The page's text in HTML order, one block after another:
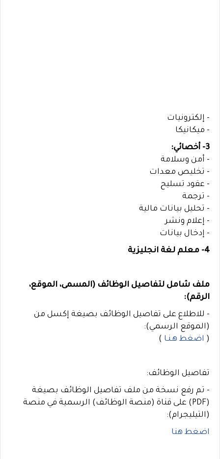
- إلكترونيات
- ميكانيكا
3- أخصائي:
- أمن وسلامة
- تخليص معدات
- عقود تسليح
- ترجمة
- تحليل بيانات مالية
- إعلام ونشر
- إدخال بيانات
4- معلم لغة انجليزية
ملف شامل لتفاصيل الوظائف (المسمى، الموقع،
الرقم):
- للاطلاع على تفاصيل الوظائف بصيغة إكسل من
(الموقع الرسمي):
( اضغط هـنـا )
تفاصيل الوظائف:
- تم رفع نسخة من ملف تفاصيل الوظائف بصيغة
(PDF) على قناة (منصة الوظائف) الرسمية في منصة
(التيليجرام):
اضغط هنا